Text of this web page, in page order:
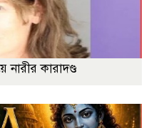
নারীর কারাদণ্ড